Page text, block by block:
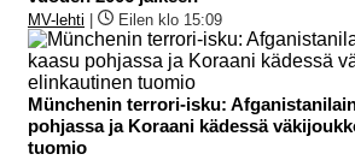
MV-lehti Eilen klo 15:09
Münchenin terrori-isku:
pohjassa ja Koraani kädessä
tuomio